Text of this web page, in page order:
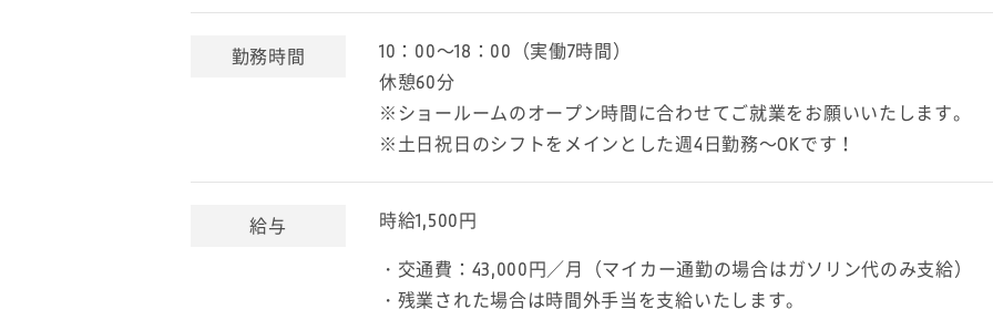
勤務時間
10：00～18：00（実働7時間）
休憩60分
※ショールームのオープン時間に合わせてご就業をお願いいたします。
※土日祝日のシフトをメインとした週4日勤務～OKです！
給与 時給1,500円
・交通費：43,000円／月（マイカー通勤の場合はガソリン代のみ支給）
・残業された場合は時間外手当を支給いたします。